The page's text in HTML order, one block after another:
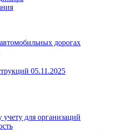
дорогах
05.11.2025
для организаций